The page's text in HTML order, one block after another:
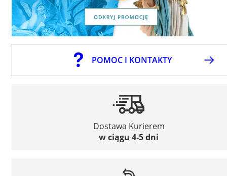
POMOC I KONTAKTY
Dostawa Kurierem
w ciągu 4-5 dni